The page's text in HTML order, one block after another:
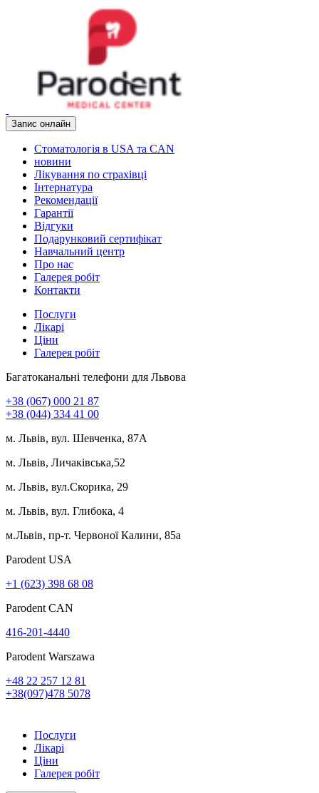
Запис онлайн
Стоматологія в USA та CAN
новини
Лікування по страхівці
Інтернатура
Рекомендації
Гарантії
Відгуки
Подарунковий сертифікат
Навчальний центр
Про нас
Галерея робіт
Контакти
Послуги
Лікарі
Ціни
Галерея робіт
Багатоканальні телефони для Львова
+38 (067) 000 21 87
+38 (044) 334 41 00
м. Львів, вул. Шевченка, 87А
м. Львів, Личаківська,52
м. Львів, вул.Скорика, 29
м. Львів, вул. Глибока, 4
м.Львів, пр-т. Червоної Калини, 85а
Parodent USА
+1 (623) 398 68 08
Parodent CAN
416-201-4440
Parodent Warszawa
+48 22 257 12 81
+38(097)478 5078
Послуги
Лікарі
Ціни
Галерея робіт